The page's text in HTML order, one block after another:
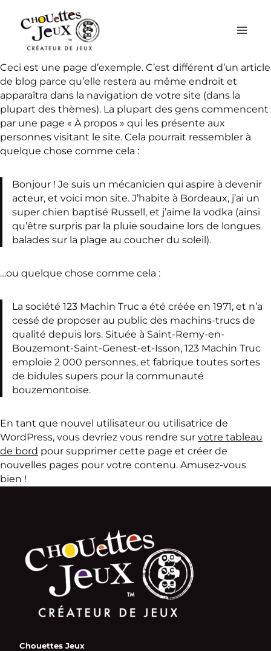
contenu
Ceci est une page d’exemple. C’est différent d’un article
de blog parce qu’elle restera au même endroit et
apparaîtra dans la navigation de votre site (dans la
plupart des thèmes). La plupart des gens commencent
par une page « À propos » qui les présente aux
personnes visitant le site. Cela pourrait ressembler à
quelque chose comme cela :
Bonjour ! Je suis un mécanicien qui aspire à devenir
acteur, et voici mon site. J’habite à Bordeaux, j’ai un
super chien baptisé Russell, et j’aime la vodka (ainsi
qu’être surpris par la pluie soudaine lors de longues
balades sur la plage au coucher du soleil).
…ou quelque chose comme cela :
La société 123 Machin Truc a été créée en 1971, et n’a
cessé de proposer au public des machins-trucs de
qualité depuis lors. Située à Saint-Remy-en-
Bouzemont-Saint-Genest-et-Isson, 123 Machin Truc
emploie 2 000 personnes, et fabrique toutes sortes
de bidules supers pour la communauté
bouzemontoise.
En tant que nouvel utilisateur ou utilisatrice de
WordPress, vous devriez vous rendre sur votre tableau
de bord pour supprimer cette page et créer de
nouvelles pages pour votre contenu. Amusez-vous
bien !
Chouettes Jeux